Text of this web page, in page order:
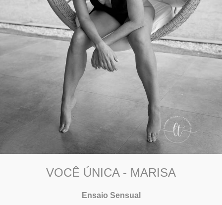
VOCÊ ÚNICA - MARISA
Ensaio Sensual